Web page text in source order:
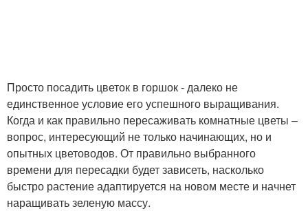
Просто посадить цветок в горшок - далеко не
единственное условие его успешного выращивания.
Когда и как правильно пересаживать комнатные цветы –
вопрос, интересующий не только начинающих, но и
опытных цветоводов. От правильно выбранного
времени для пересадки будет зависеть, насколько
быстро растение адаптируется на новом месте и начнет
наращивать зеленую массу.